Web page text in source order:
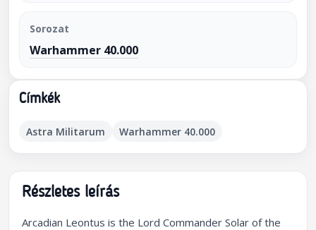
Sorozat
Warhammer 40.000
Címkék
Astra Militarum Warhammer 40.000
Részletes leírás
Arcadian Leontus is the Lord Commander Solar of the